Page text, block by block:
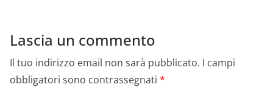
Lascia un commento
Il tuo indirizzo email non sarà pubblicato. I campi
obbligatori sono contrassegnati *